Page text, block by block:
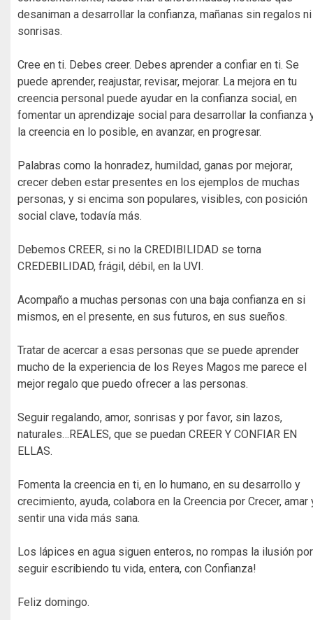
desaniman a desarrollar la confianza, mañanas sin regalos ni
sonrisas.
Cree en ti. Debes creer. Debes aprender a confiar en ti. Se
puede aprender, reajustar, revisar, mejorar. La mejora en tu
creencia personal puede ayudar en la confianza social, en
fomentar un aprendizaje social para desarrollar la confianza
la creencia en lo posible, en avanzar, en progresar.
Palabras como la honradez, humildad, ganas por mejorar,
crecer deben estar presentes en los ejemplos de muchas
personas, y si encima son populares, visibles, con posición
social clave, todavía más.
Debemos CREER, si no la CREDIBILIDAD se torna
CREDEBILIDAD, frágil, débil, en la UVI.
Acompaño a muchas personas con una baja confianza en si
mismos, en el presente, en sus futuros, en sus sueños.
Tratar de acercar a esas personas que se puede aprender
mucho de la experiencia de los Reyes Magos me parece el
mejor regalo que puedo ofrecer a las personas.
Seguir regalando, amor, sonrisas y por favor, sin lazos,
naturales…REALES, que se puedan CREER Y CONFIAR EN
ELLAS.
Fomenta la creencia en ti, en lo humano, en su desarrollo y
crecimiento, ayuda, colabora en la Creencia por Crecer, amar
sentir una vida más sana.
Los lápices en agua siguen enteros, no rompas la ilusión por
seguir escribiendo tu vida, entera, con Confianza!
Feliz domingo.